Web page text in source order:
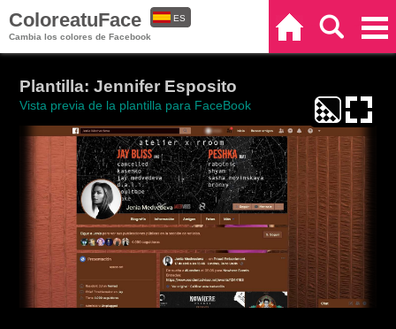
ColoreatuFace
Cambia los colores de Facebook
ES
Plantilla: Jennifer Esposito
Vista previa de la plantilla para FaceBook